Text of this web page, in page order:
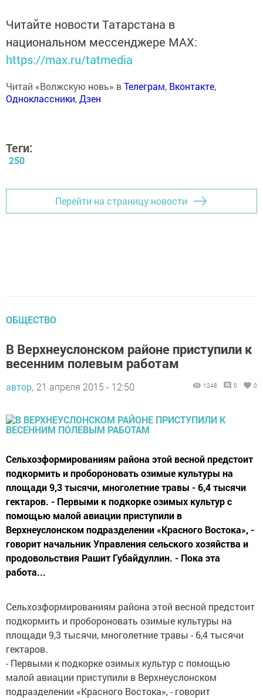
Читайте новости Татарстана в
национальном мессенджере MАХ:
https://max.ru/tatmedia
Читай «Волжскую новь» вТелеграм, Вконтакте,
Одноклассники,Дзен
Теги:
250
Перейти на страницу новости
ОБЩЕСТВО
В Верхнеуслонском районе приступили к
весенним полевым работам
автор, 21 апреля 2015 - 12:50 1248 0 0
Сельхозформированиям района этой весной предстоит
подкормить и пробороновать озимые культуры на
площади 9,3 тысячи, многолетние травы - 6,4 тысячи
гектаров. - Первыми к подкорке озимых культур с
помощью малой авиации приступили в
Верхнеуслонском подразделении «Красного Востока», -
говорит начальник Управления сельского хозяйства и
продовольствия Рашит Губайдуллин. - Пока эта
работа...
Сельхозформированиям района этой весной предстоит
подкормить и пробороновать озимые культуры на
площади 9,3 тысячи, многолетние травы - 6,4 тысячи
гектаров.
- Первыми к подкорке озимых культур с помощью
малой авиации приступили в Верхнеуслонском
подразделении «Красного Востока», - говорит